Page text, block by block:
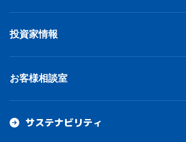
投資家情報
お客様相談室
サステナビリティ